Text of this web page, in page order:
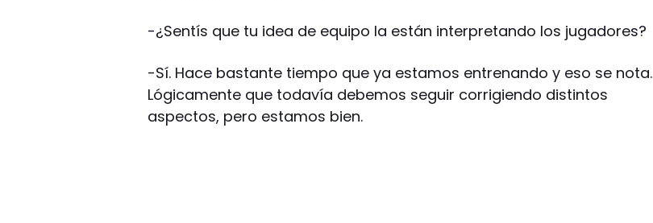
-¿Sentís que tu idea de equipo la están interpretando los jugadores?
-Sí. Hace bastante tiempo que ya estamos entrenando y eso se nota.
Lógicamente que todavía debemos seguir corrigiendo distintos
aspectos, pero estamos bien.